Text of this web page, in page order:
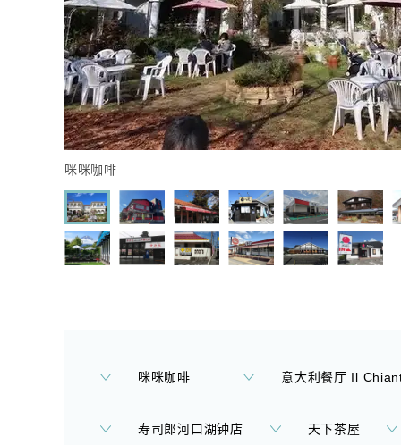
咪咪咖啡
咪咪咖啡 意大利餐厅 Il
寿司郎河口湖钟店 天下茶屋